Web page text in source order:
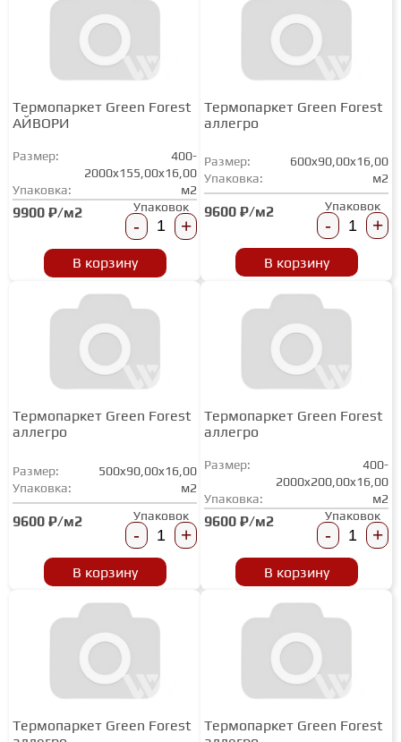
Термопаркет Green Forest
АЙВОРИ
Размер:
400-
2000x155,00x16,00
Упаковка:
м2
9900 ₽/м2 Упаковок
- +
В корзину
Термопаркет Green Forest
аллегро
Размер:
600x90,00x16,00
Упаковка:
м2
9600 ₽/м2 Упаковок
- +
В корзину
Термопаркет Green Forest
аллегро
Размер:
500x90,00x16,00
Упаковка:
м2
9600 ₽/м2 Упаковок
- +
В корзину
Термопаркет Green Forest
аллегро
Размер:
400-
2000x200,00x16,00
Упаковка:
м2
9600 ₽/м2 Упаковок
- +
В корзину
Термопаркет Green Forest
Термопаркет Green Forest